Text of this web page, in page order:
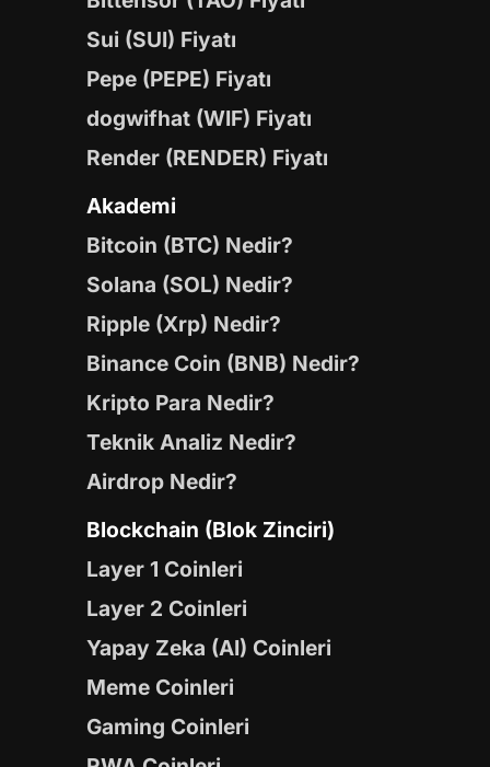
Sui (SUI) Fiyatı
Pepe (PEPE) Fiyatı
dogwifhat (WIF) Fiyatı
Render (RENDER) Fiyatı
Akademi
Bitcoin (BTC) Nedir?
Solana (SOL) Nedir?
Ripple (Xrp) Nedir?
Binance Coin (BNB) Nedir?
Kripto Para Nedir?
Teknik Analiz Nedir?
Airdrop Nedir?
Blockchain (Blok Zinciri)
Layer 1 Coinleri
Layer 2 Coinleri
Yapay Zeka (AI) Coinleri
Meme Coinleri
Gaming Coinleri